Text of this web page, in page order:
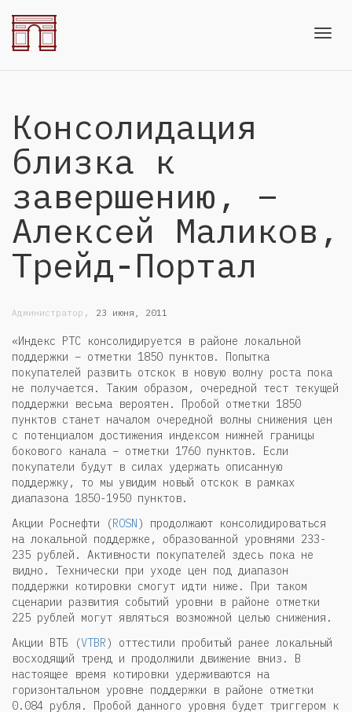
Консолидация
близка к
завершению, –
Алексей Маликов,
Трейд-Портал
Администратор , 23 июня, 2011
«Индекс РТС консолидируется в районе локальной
поддержки – отметки 1850 пунктов. Попытка
покупателей развить отскок в новую волну роста пока
не получается. Таким образом, очередной тест текущей
поддержки весьма вероятен. Пробой отметки 1850
пунктов станет началом очередной волны снижения цен
с потенциалом достижения индексом нижней границы
бокового канала – отметки 1760 пунктов. Если
покупатели будут в силах удержать описанную
поддержку, то мы увидим новый отскок в рамках
диапазона 1850-1950 пунктов.
Акции Роснефти (ROSN) продолжают консолидироваться
на локальной поддержке, образованной уровнями 233-
235 рублей. Активности покупателей здесь пока не
видно. Технически при уходе цен под диапазон
поддержки котировки смогут идти ниже. При таком
сценарии развития событий уровни в районе отметки
225 рублей могут являться возможной целью снижения.
Акции ВТБ (VTBR) оттестили пробитый ранее локальный
восходящий тренд и продолжили движение вниз. В
настоящее время котировки удерживаются на
горизонтальном уровне поддержки в районе отметки
0.084 рубля. Пробой данного уровня будет триггером к